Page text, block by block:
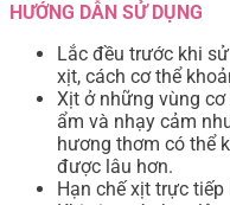
HƯỚNG DẪN SỬ DỤNG
Lắc đều trước khi
xịt, cách cơ thể
Xịt ở những vùng
ẩm và nhạy cảm
hương thơm có thể
được lâu hơn.
Hạn chế xịt trực